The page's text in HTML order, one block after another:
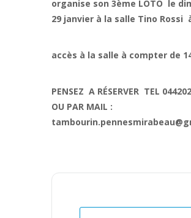
organise son 3ème LOTO le
29 janvier à la salle Tino Rossi
accès à la salle à compter de
PENSEZ A RÉSERVER TEL
OU PAR MAIL :